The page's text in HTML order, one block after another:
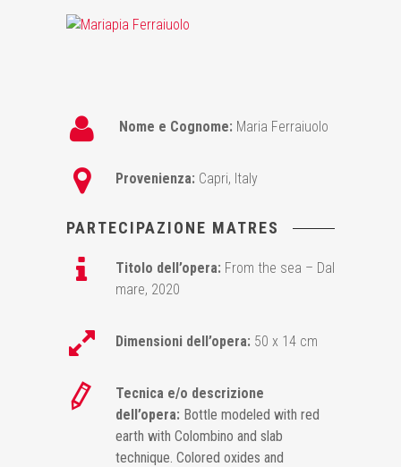
Nome e Cognome: Maria Ferraiuolo
Provenienza: Capri, Italy
PARTECIPAZIONE MATRES
Titolo dell’opera: From the sea – Dal
mare, 2020
Dimensioni dell’opera: 50 x 14 cm
Tecnica e/o descrizione
dell’opera: Bottle modeled with red
earth with Colombino and slab
technique. Colored oxides and